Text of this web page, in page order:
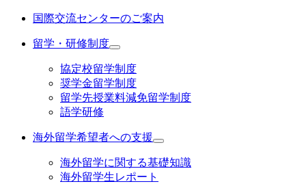
国際交流センターのご案内
留学・研修制度
協定校留学制度
奨学金留学制度
留学先授業料減免留学制度
語学研修
海外留学希望者への支援
海外留学に関する基礎知識
海外留学生レポート